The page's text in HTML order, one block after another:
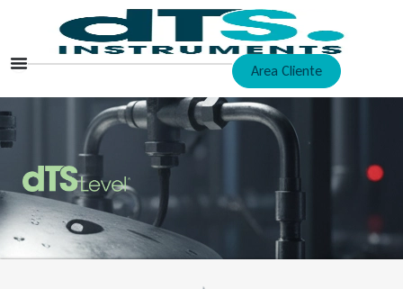
contenido
Area Cliente